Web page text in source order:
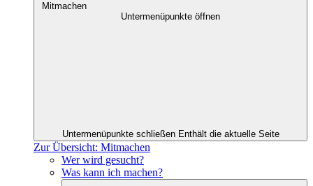
Mitmachen
Untermenüpunkte öffnen
Untermenüpunkte schließen Enthält die aktuelle Seite
Zur Übersicht: Mitmachen
Wer wird gesucht?
Was kann ich machen?